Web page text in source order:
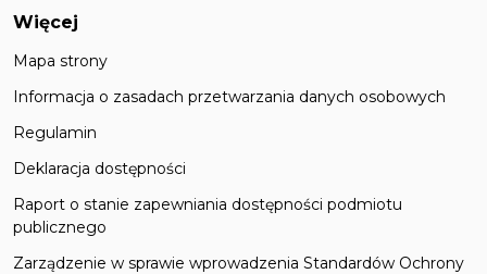
Więcej
Mapa strony
Informacja o zasadach przetwarzania danych osobowych
Regulamin
Deklaracja dostępności
Raport o stanie zapewniania dostępności podmiotu
publicznego
Zarządzenie w sprawie wprowadzenia Standardów Ochrony